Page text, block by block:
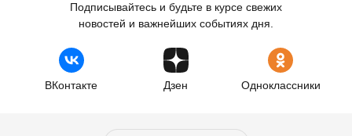
Подписывайтесь и будьте в курсе свежих
новостей и важнейших событиях дня.
ВКонтакте Дзен Одноклассники